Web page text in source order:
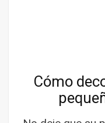
Cómo